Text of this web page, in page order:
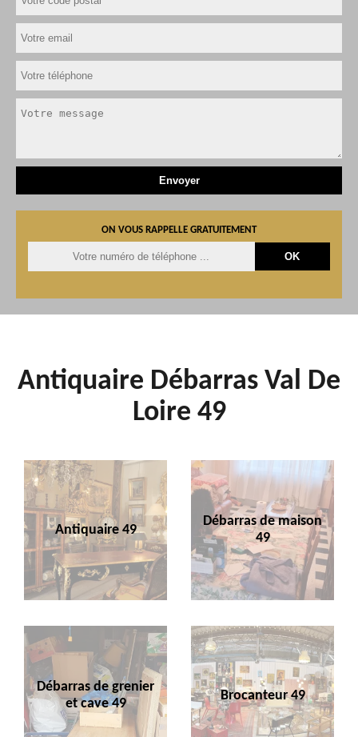
ON VOUS RAPPELLE GRATUITEMENT
Antiquaire Débarras Val De
Loire 49
Antiquaire 49
Débarras de maison
49
Débarras de grenier
et cave 49
Brocanteur 49